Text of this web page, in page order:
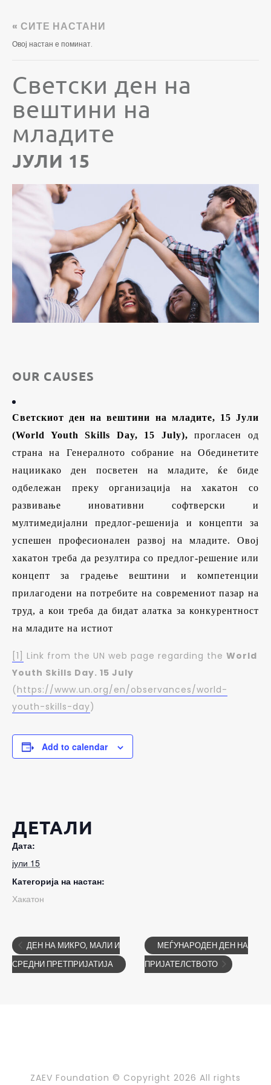
« СИТЕ НАСТАНИ
Овој настан е поминат.
Светски ден на
вештини на
младите
ЈУЛИ 15
OUR CAUSES
Светскиот ден на вештини на младите, 15 Јули
(World Youth Skills Day, 15 July),прогласен од
страна на Генералното собрание на Обединетите
нациикако ден посветен на младите, ќе биде
одбележан преку организација на хакатон со
развивање иновативни софтверски и
мултимедијални предлог-решенија и концепти за
успешен професионален развој на младите. Овој
хакатон треба да резултира со предлог-решение или
концепт за градење вештини и компетенции
прилагодени на потребите на современиот пазар на
труд, а кои треба да бидат алатка за конкурентност
на младите на истиот
[1] Link from the UN web page regarding the World
Youth Skills Day. 15 July
( https://www.un.org/en/observances/world-
youth-skills-day)
Add to calendar
ДЕТАЛИ
Дата:
јули 15
Категорија на настан:
Хакатон
ДЕН НА МИКРО, МАЛИ И
СРЕДНИ ПРЕТПРИЈАТИЈА
МЕЃУНАРОДЕН ДЕН НА
ПРИЈАТЕЛСТВОТО
ZAEV Foundation © Copyright 2026 All rights